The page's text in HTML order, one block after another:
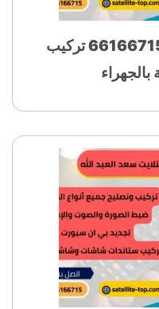
فني ستلايت شرق تيماء 66166715 تركيب